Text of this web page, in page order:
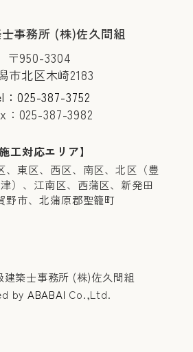
事務所 (株)佐久間組
〒950-3304
市北区木崎2183
：025-387-3752
：025-387-3982
施工対応エリア】
、東区、西区、南区、北区（豊
）、江南区、西蒲区、新発田
野市、北蒲原郡聖籠町
築士事務所 (株)佐久間組
by ABABAI Co.,Ltd.